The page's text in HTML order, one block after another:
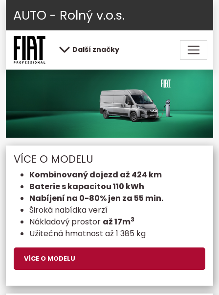
AUTO - Rolný v.o.s.
Další značky
VÍCE O MODELU
Kombinovaný dojezd až 424 km
Baterie s kapacitou 110 kWh
Nabíjení na 0-80% jen za 55 min.
Široká nabídka verzí
Nákladový prostor až 17m3
Užitečná hmotnost až 1 385 kg
VÍCE O MODELU